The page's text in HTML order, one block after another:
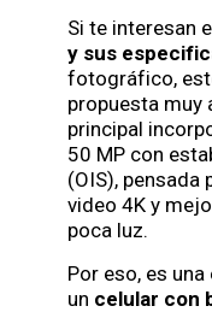
Si te interesan
y sus
fotográfico,
propuesta muy
principal
50 MP con
(OIS),
video 4K y
poca luz.
Por eso, es
un celular con